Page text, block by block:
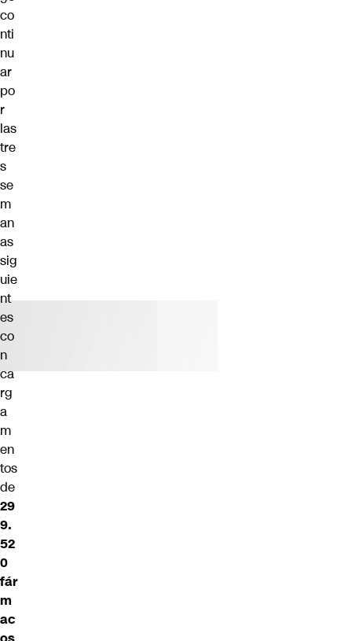
co
nti
nu
ar
po
r
las
tre
s
se
m
an
as
sig
uie
nt
es
co
n
ca
rg
a
m
en
tos
de
29
9.
52
0
fár
m
ac